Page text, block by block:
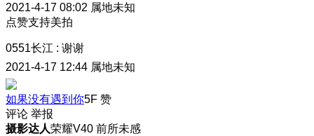
2021-4-17 08:02 属地未知
点赞支持美拍
0551长江 : 谢谢
2021-4-17 12:44 属地未知
如果没有遇到你5F 赞
评论 举报
摄影达人荣耀V40 前所未感